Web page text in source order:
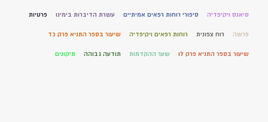
סיאנס ויקיפדיה סיפורי רוחות רפאים אמיתיים עשרת הדיברות בימינו פרטיות
פרשה רוח צפונית רוחות רפאים ויקיפדיה שיעור בספר התניא פרק כד
שיעור בספר התניא פרק לו שער ההקדמות תודעה גבוהה תיקונים